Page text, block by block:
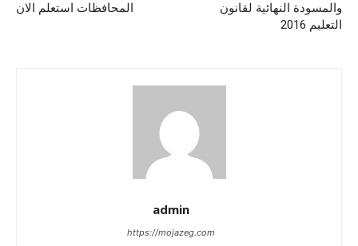
المحافظات استعلم الان
والمسودة النهائية لقانون
التعليم 2016
admin
https://mojazeg.com